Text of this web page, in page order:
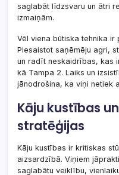
saglabāt līdzsvaru un ātri
izmaiņām.
Vēl viena būtiska tehnika
Piesaistot saņēmēju agri,
un radīt neskaidrības, kas
kā Tampa 2. Laiks un
jānodrošina, ka viņi netiek
Kāju kustības
stratēģijas
Kāju kustības ir kritiskas
aizsardzībā. Viņiem
saglabātu veiklību,